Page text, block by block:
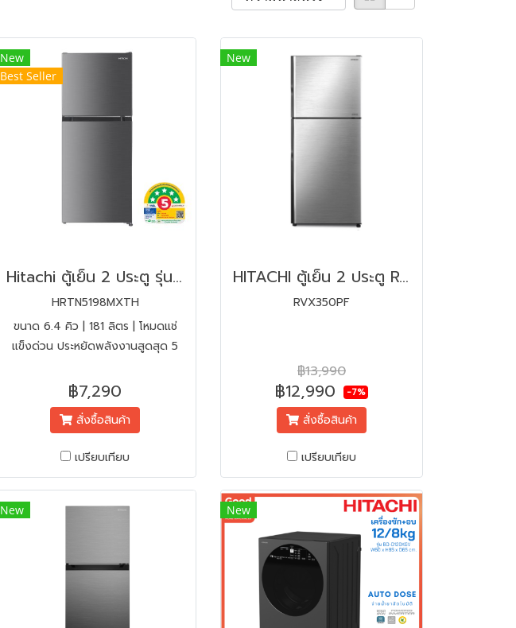
New
Best Seller
Hitachi ตู้เย็น 2 ประตู รุ่น HRTN5198MXTH ขนาด 6.4 คิว โหมดแช่แข็งด่วน Inverter ประสิทธิภาพสูง
HRTN5198MXTH
ขนาด 6.4 คิว | 181 ลิตร | โหมดแช่
แข็งด่วน ประหยัดพลังงานสูดสุด 5
ประสิทธิภาพสูง |
฿7,290
สั่งซื้อสินค้า
เปรียบเทียบ
New
HITACHI ตู้เย็น 2 ประตู RVX350PF-1BSL 12 คิว สเตนเลส อินเวอร์เตอร์
RVX350PF
฿13,990
฿12,990 -7%
สั่งซื้อสินค้า
เปรียบเทียบ
New New